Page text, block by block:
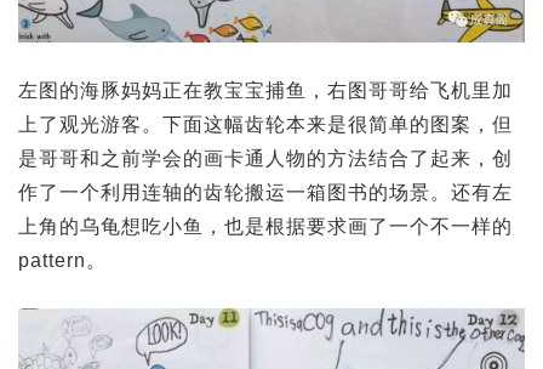
左图的海豚妈妈正在教宝宝捕鱼，右图哥哥给飞机里加
上了观光游客。下面这幅齿轮本来是很简单的图案，但
是哥哥和之前学会的画卡通人物的方法结合了起来，创
作了一个利用连轴的齿轮搬运一箱图书的场景。还有左
上角的乌龟想吃小鱼，也是根据要求画了一个不一样的
pattern。